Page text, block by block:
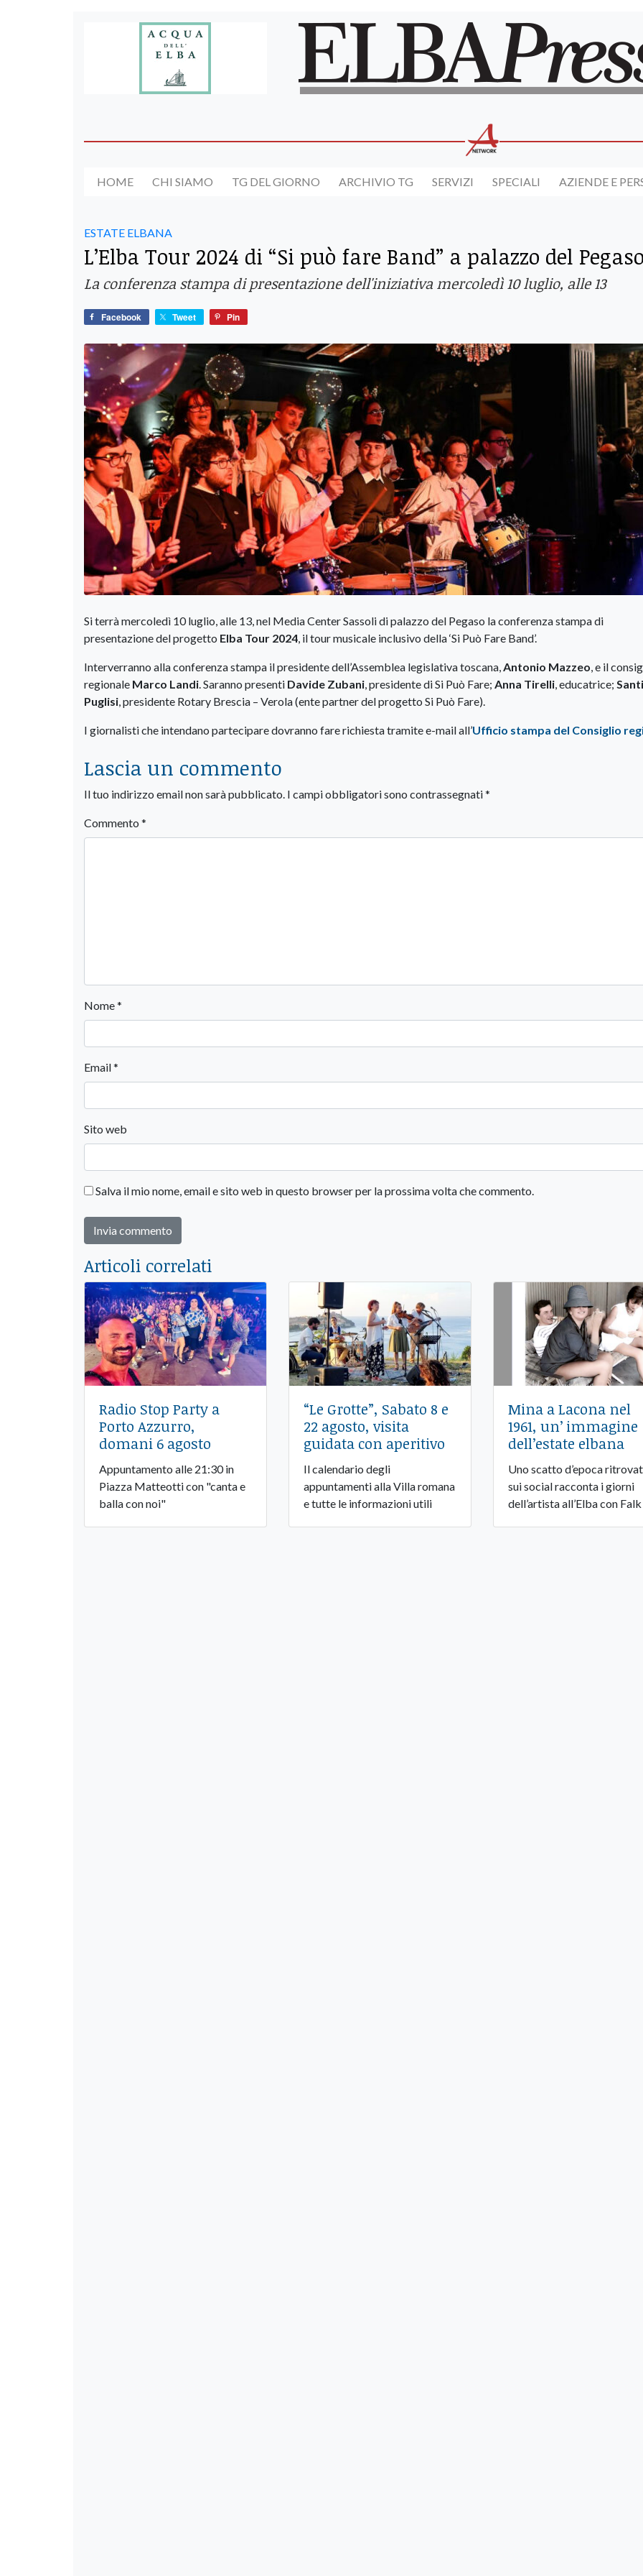
HOME CHI SIAMO TG DEL GIORNO ARCHIVIO TG SERVIZI SPECIALI AZIENDE E
ESTATE ELBANA
L’Elba Tour 2024 di “Si può fare Band” a palazzo del
La conferenza stampa di presentazione dell'iniziativa mercoledì 10 luglio, alle 13
Facebook Tweet Pin
Si terrà mercoledì 10 luglio, alle 13, nel Media Center Sassoli di palazzo del Pegaso la conferenza stampa di
presentazionedel progetto Elba Tour 2024 , il tour musicale inclusivo della ‘Si Può Fare Band’.
Interverranno alla conferenza stampa il presidente dell’Assemblea legislativa toscana, Antonio Mazzeo , e il
regionale Marco Landi . Saranno presenti Davide Zubani , presidente di Si Può Fare; Anna Tirelli , educatrice;
Puglisi , presidente Rotary Brescia – Verola (ente partner del progetto Si Può Fare).
I giornalisti che intendano partecipare dovranno fare richiesta tramite e-mail all’Ufficio stampa del Consiglio
Lascia un commento
Il tuo indirizzo email non sarà pubblicato. I campi obbligatori sono contrassegnati*
Commento *
Nome*
Email*
Sito web
Salva il mio nome, email e sito web in questo browser per la prossima volta che commento.
Articoli correlati
Radio Stop Party a
Porto Azzurro,
domani 6 agosto
Appuntamento alle 21:30 in
Piazza Matteotti con "canta e
balla con noi"
“Le Grotte”, Sabato 8 e
22 agosto, visita
guidata con aperitivo
Il calendario degli
appuntamenti alla Villa romana
e tutte le informazioni utili
Mina a Lacona nel
1961, un’ immagine
dell’estate elbana
Uno scatto d’epoca
sui social racconta i giorni
dell’artista all’Elba con Falk